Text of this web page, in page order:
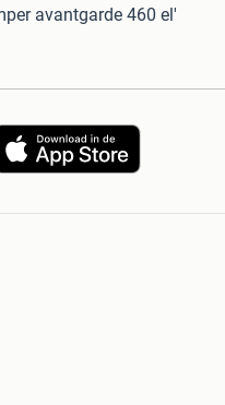
avantgarde 460 el'